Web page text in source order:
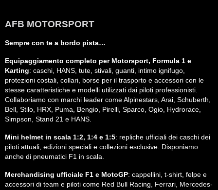
AFB MOTORSPORT
Sempre con te a bordo pista…
Equipaggiamento completo per Motorsport, Formula 1 e
Karting: caschi, HANS, tute, stivali, guanti, intimo ignifugo,
protezioni costali, collari, borse per il trasporto e accessori con le
stesse caratteristiche e modelli utilizzati dai piloti professionisti.
Collaboriamo con marchi leader come Alpinestars, Arai, Schuberth,
Bell, Stilo, HRX, Puma, Bengio, Pirelli, Sparco, Ogio, Hydrorace,
Simpson, Stand 21 e HANS.
Mini helmet in scala 1:2, 1:4 e 1:5: repliche ufficiali dei caschi dei
piloti attuali, edizioni speciali e collezioni esclusive. Disponiamo
anche di pneumatici F1 in scala.
Merchandising ufficiale F1 e MotoGP: cappellini, t-shirt, felpe e
accessori di team e piloti come Red Bull Racing, Ferrari, Mercedes-